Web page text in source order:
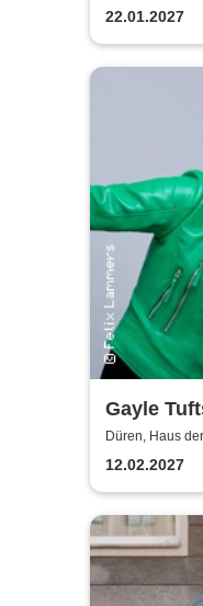
22.01.2027
Gayle
Stop the
Düren, Haus
12.02.2027